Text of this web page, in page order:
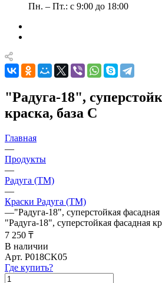
Пн. – Пт.: с 9:00 до 18:00
"Радуга-18",
краска, база С
Главная
—
Продукты
—
Радуга (ТМ)
—
Краски Радуга (ТМ)
—"Радуга-18", суперстойкая фасадная
"Радуга-18", суперстойкая фасадная
7 250 ₸
В наличии
Арт. P018CK05
Где купить?